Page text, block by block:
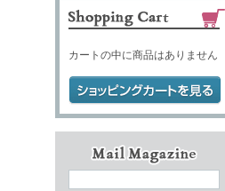
カートの中に商品はありません